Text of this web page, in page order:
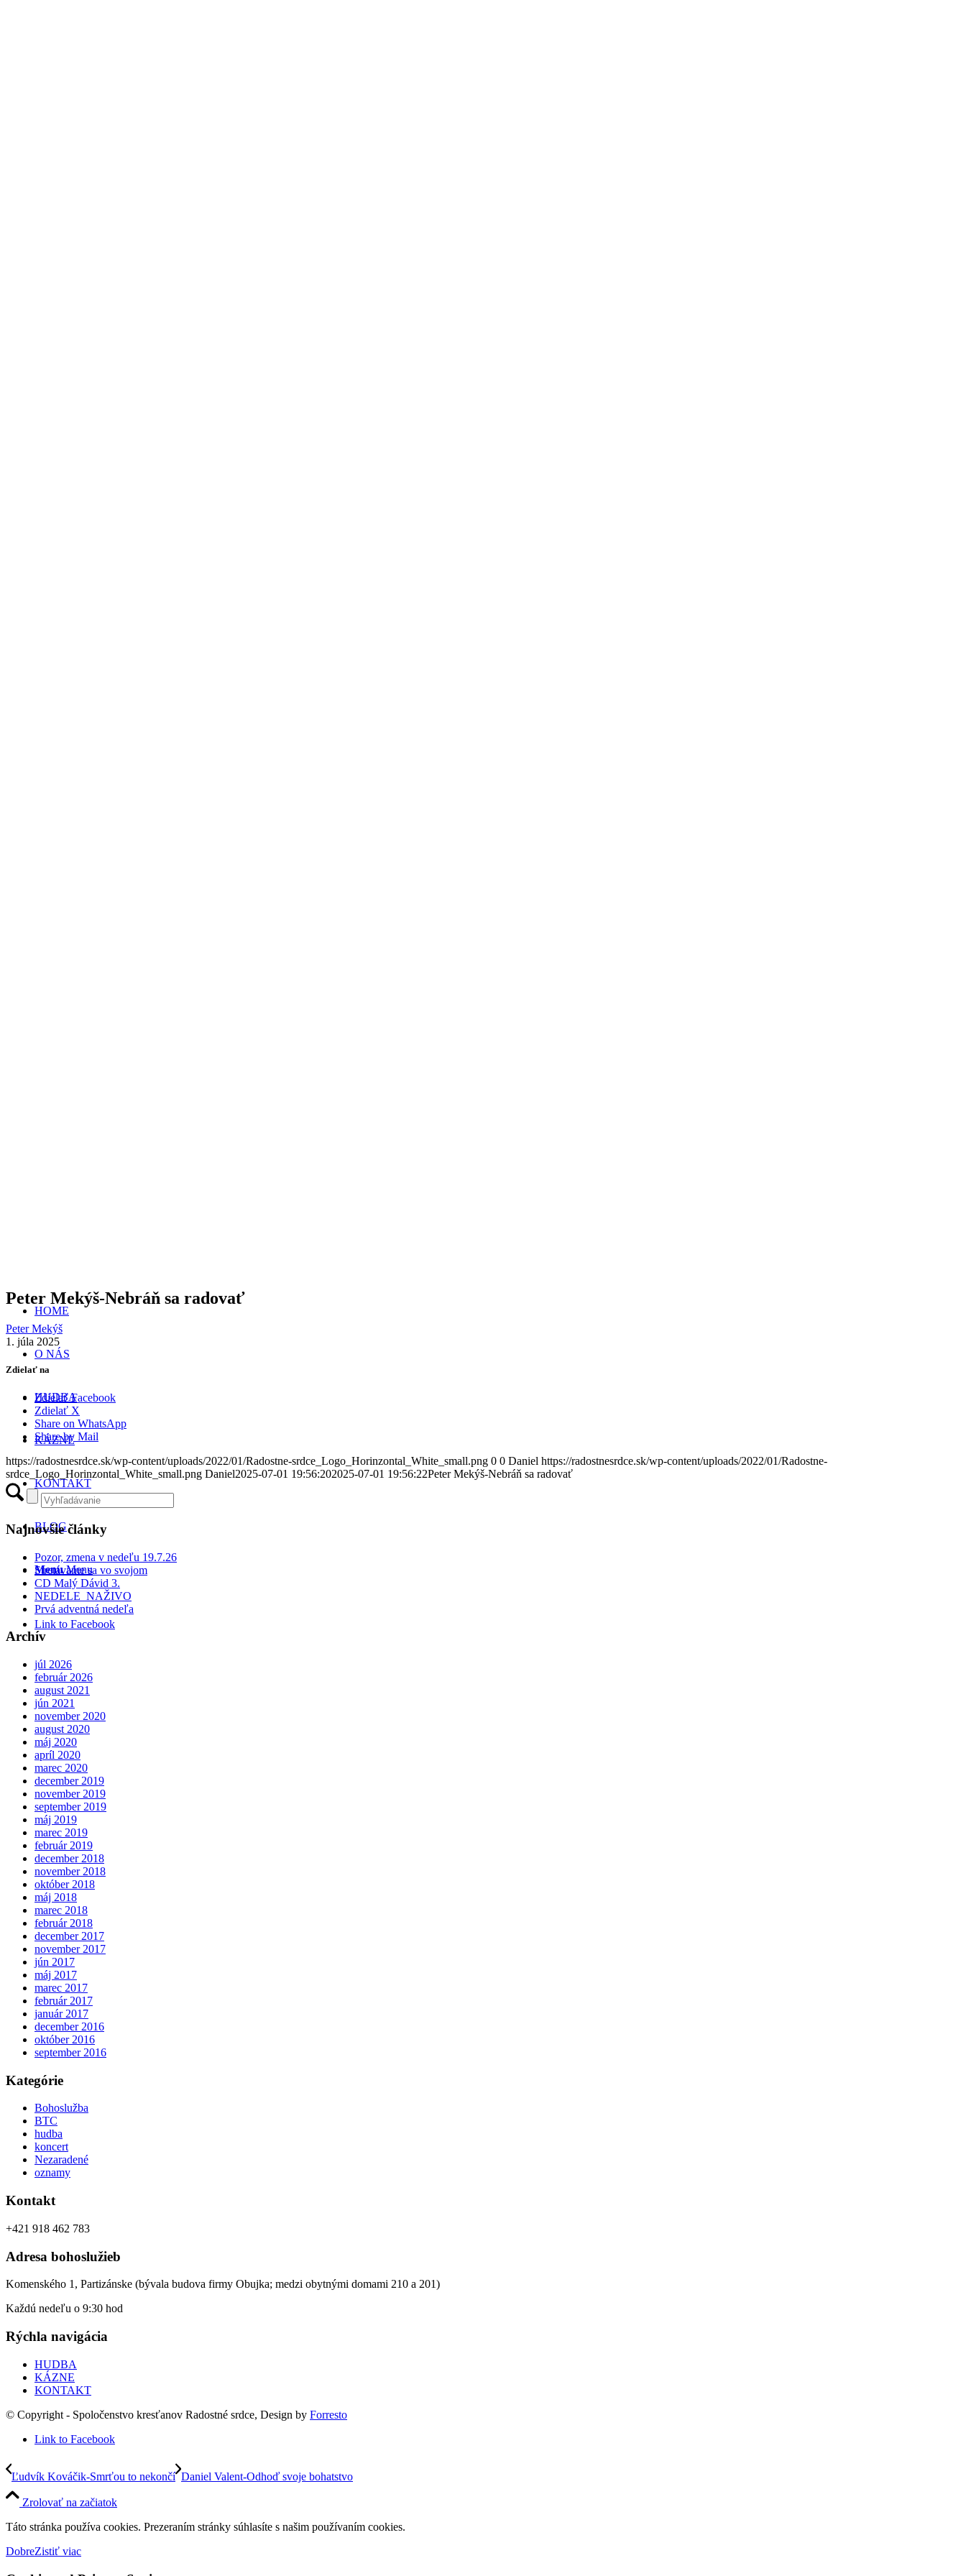
HOME
O NÁS
HUDBA
KÁZNE
KONTAKT
BLOG
Menu Menu
Link to Facebook
Peter Mekýš-Nebráň sa radovať
Peter Mekýš
1. júla 2025
Zdielať na
Zdielať Facebook
Zdielať X
Share on WhatsApp
Share by Mail
https://radostnesrdce.sk/wp-content/uploads/2022/01/Radostne-srdce_Logo_Horinzontal_White_small.png 0 0 Daniel https://radostnesrdce.sk/wp-content/uploads/2022/01/Radostne-
srdce_Logo_Horinzontal_White_small.png Daniel2025-07-01 19:56:202025-07-01 19:56:22Peter Mekýš-Nebráň sa radovať
Najnovšie články
Pozor, zmena v nedeľu 19.7.26
Stretávame sa vo svojom
CD Malý Dávid 3.
NEDELE NAŽIVO
Prvá adventná nedeľa
Archív
júl 2026
február 2026
august 2021
jún 2021
november 2020
august 2020
máj 2020
apríl 2020
marec 2020
december 2019
november 2019
september 2019
máj 2019
marec 2019
február 2019
december 2018
november 2018
október 2018
máj 2018
marec 2018
február 2018
december 2017
november 2017
jún 2017
máj 2017
marec 2017
február 2017
január 2017
december 2016
október 2016
september 2016
Kategórie
Bohoslužba
BTC
hudba
koncert
Nezaradené
oznamy
Kontakt
+421 918 462 783
Adresa bohoslužieb
Komenského 1, Partizánske (bývala budova firmy Obujka; medzi obytnými domami 210 a 201)
Každú nedeľu o 9:30 hod
Rýchla navigácia
HUDBA
KÁZNE
KONTAKT
© Copyright - Spoločenstvo kresťanov Radostné srdce, Design by Forresto
Link to Facebook
Ľudvík Kováčik-Smrťou to nekončí Daniel Valent-Odhoď svoje bohatstvo
Zrolovať na začiatok
Táto stránka používa cookies. Prezeraním stránky súhlasíte s našim používaním cookies.
DobreZistiť viac